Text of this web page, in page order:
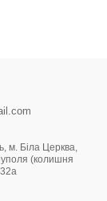
м. Біла Церква,
(колишня